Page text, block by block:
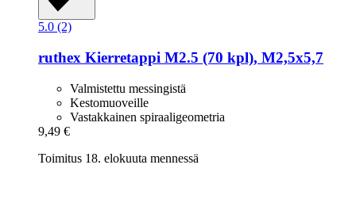
5.0 (2)
ruthex Kierretappi M2.5 (70 kpl), M2,5x5,7
Valmistettu messingistä
Kestomuoveille
Vastakkainen spiraaligeometria
9,49 €
Toimitus 18. elokuuta mennessä